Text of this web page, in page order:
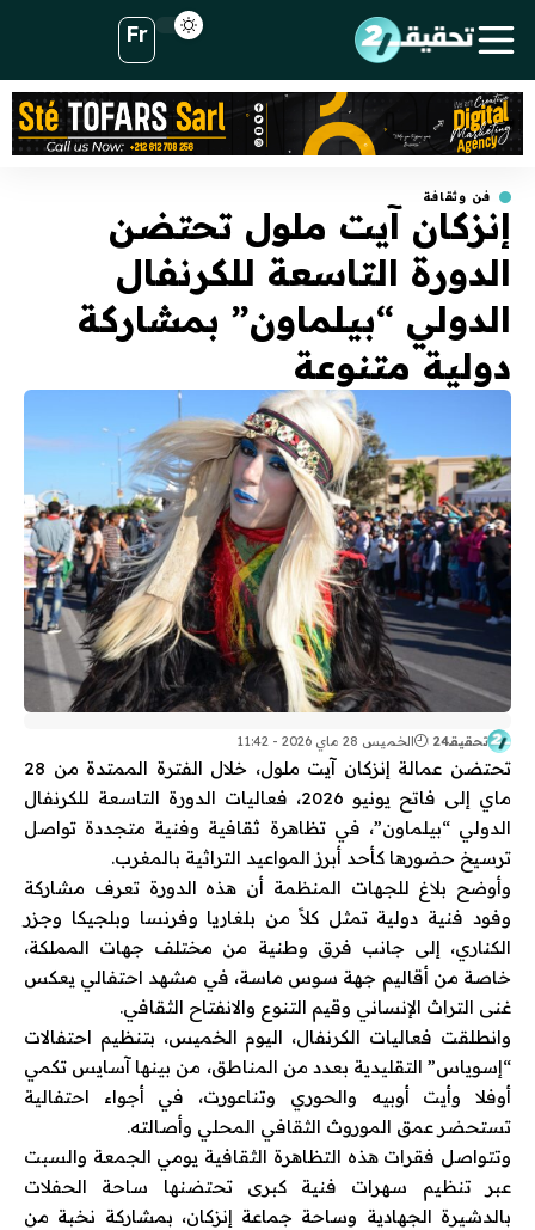
Fr
فن وثقافة
إنزكان آيت ملول تحتضن
الدورة التاسعة للكرنفال
الدولي “بيلماون” بمشاركة
دولية متنوعة
تحقيقـ24 الخميس 28 ماي 2026 - 11:42
تحتضن عمالة إنزكان آيت ملول، خلال الفترة الممتدة من 28
ماي إلى فاتح يونيو 2026، فعاليات الدورة التاسعة للكرنفال
الدولي “بيلماون”، في تظاهرة ثقافية وفنية متجددة تواصل
ترسيخ حضورها كأحد أبرز المواعيد التراثية بالمغرب.
وأوضح بلاغ للجهات المنظمة أن هذه الدورة تعرف مشاركة
وفود فنية دولية تمثل كلاً من بلغاريا وفرنسا وبلجيكا وجزر
الكناري، إلى جانب فرق وطنية من مختلف جهات المملكة،
خاصة من أقاليم جهة سوس ماسة، في مشهد احتفالي يعكس
غنى التراث الإنساني وقيم التنوع والانفتاح الثقافي.
وانطلقت فعاليات الكرنفال، اليوم الخميس، بتنظيم احتفالات
“إسوياس” التقليدية بعدد من المناطق، من بينها آسايس تكمي
أوفلا وأيت أوبيه والحوري وتناعورت، في أجواء احتفالية
تستحضر عمق الموروث الثقافي المحلي وأصالته.
وتتواصل فقرات هذه التظاهرة الثقافية يومي الجمعة والسبت
عبر تنظيم سهرات فنية كبرى تحتضنها ساحة الحفلات
بالدشيرة الجهادية وساحة جماعة إنزكان، بمشاركة نخبة من